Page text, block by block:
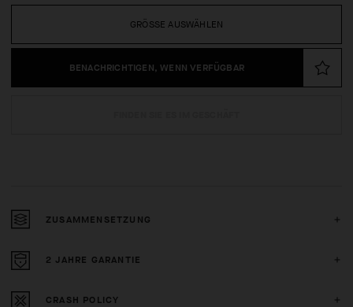
GRÖSSE AUSWÄHLEN
BENACHRICHTIGEN, WENN VERFÜGBAR
ZUSAMMENSETZUNG
2 JAHRE GARANTIE
CRASH POLICY